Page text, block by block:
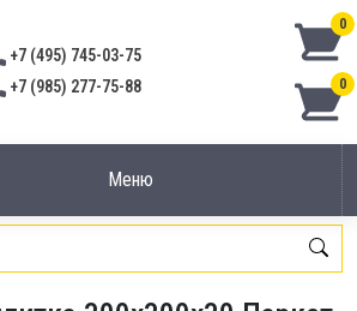
+7 (495) 745-03-75
+7 (985) 277-75-88
0
0
Меню